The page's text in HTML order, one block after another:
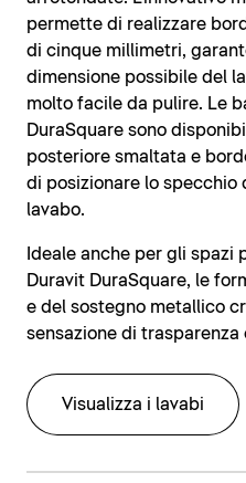
permette di realizzare
di cinque millimetri,
dimensione possibile del
molto facile da pulire. Le
DuraSquare sono
posteriore smaltata e
di posizionare lo
lavabo.
Ideale anche per gli spazi
Duravit DuraSquare, le
e del sostegno metallico
sensazione di trasparenza
Visualizza i lavabi